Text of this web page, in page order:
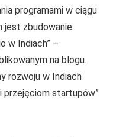
programami w ciągu
jest zbudowanie
w Indiach” –
na blogu.
rozwoju w Indiach
przejęciom startupów”